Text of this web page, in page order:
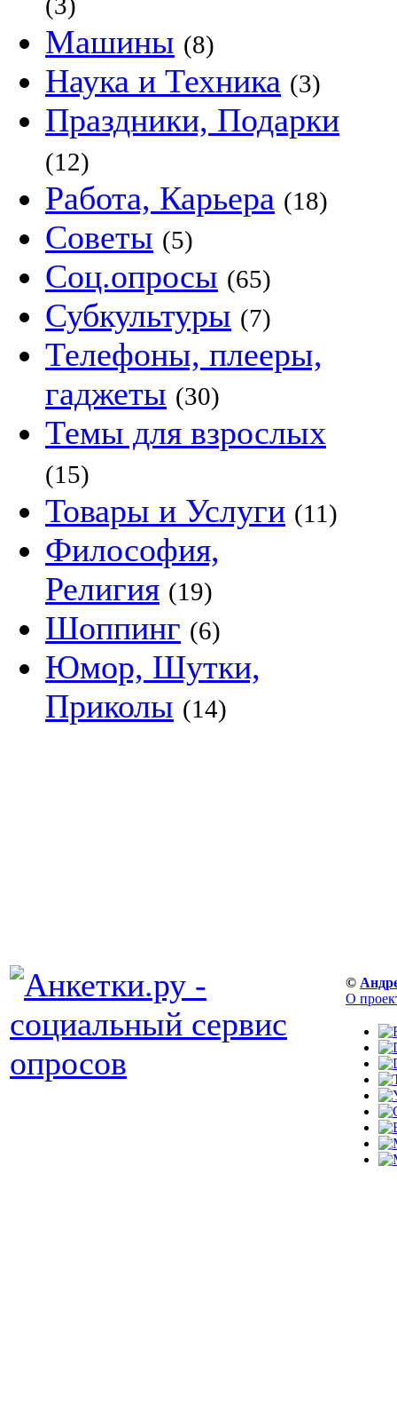
Машины (8)
Наука и Техника (3)
Праздники, Подарки
(12)
Работа, Карьера (18)
Советы (5)
Соц.опросы (65)
Субкультуры (7)
Телефоны, плееры,
гаджеты (30)
Темы для взрослых
(15)
Товары и Услуги (11)
Философия,
Религия (19)
Шоппинг (6)
Юмор, Шутки,
Приколы (14)
©
О